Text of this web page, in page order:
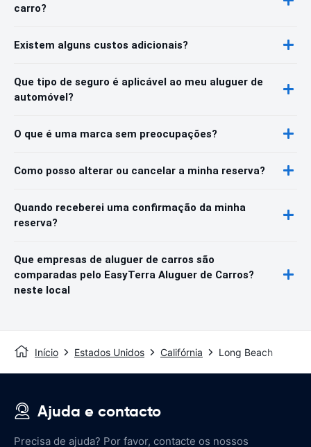
carro?
Existem alguns custos adicionais?
Que tipo de seguro é aplicável ao meu aluguer de
automóvel?
O que é uma marca sem preocupações?
Como posso alterar ou cancelar a minha reserva?
Quando receberei uma confirmação da minha
reserva?
Que empresas de aluguer de carros são
comparadas pelo EasyTerra Aluguer de Carros?
neste local
Início Estados Unidos Califórnia Long Beach
Ajuda e contacto
Precisa de ajuda? Por favor, contacte os nossos